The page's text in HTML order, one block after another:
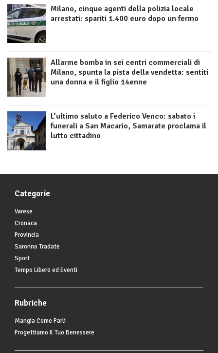
Milano, cinque agenti della polizia locale
arrestati: spariti 1.400 euro dopo un fermo
Allarme bomba in sei centri commerciali di
Milano, spunta la pista della vendetta: sentiti
una donna e il figlio 14enne
L’ultimo saluto a Federico Venco: sabato i
funerali a San Macario, Samarate proclama il
lutto cittadino
Categorie
Varese
Cronaca
Provincia
Saronno Tradate
Sport
Tempo Libero ed Eventi
Rubriche
Mangia Come Parli
Progettiamo Il Tuo Benessere